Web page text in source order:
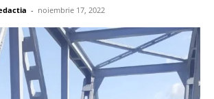
- noiembrie 17, 2022